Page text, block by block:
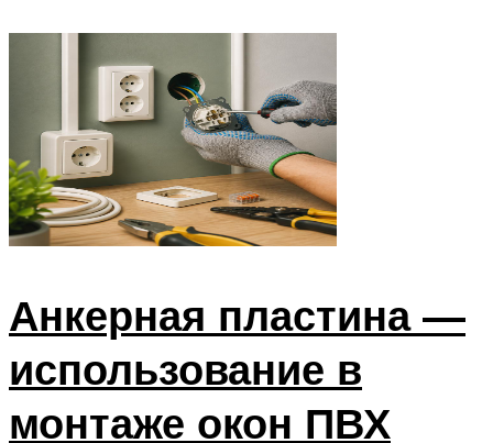
Анкерная пластина —
использование в
монтаже окон ПВХ